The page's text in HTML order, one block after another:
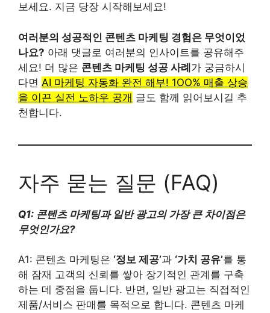
보세요. 지금 당장 시작해보세요!
여러분의 성공적인 콘텐츠 마케팅 경험은 무엇이었
나요? 아래 댓글로 여러분의 인사이트를 공유해주
세요! 더 많은 콘텐츠 마케팅 성공 사례가 궁금하시
다면 AI 마케팅 자동화 완전 해부! 1OO% 매출 상승
을 이끈 실전 노하우 공개 글도 함께 읽어보시길 추
천합니다.
자주 묻는 질문 (FAQ)
Q1: 콘텐츠 마케팅과 일반 광고의 가장 큰 차이점은
무엇인가요?
A1: 콘텐츠 마케팅은 ‘정보 제공’과 ‘가치 공유’를 통
해 잠재 고객의 신뢰를 쌓아 장기적인 관계를 구축
하는 데 중점을 둡니다. 반면, 일반 광고는 직접적인
제품/서비스 판매를 목적으로 합니다. 콘텐츠 마케